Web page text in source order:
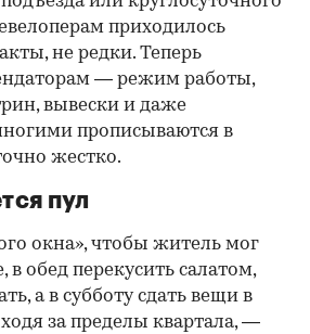
приходилось
не редки. Теперь
— режим работы,
вывески и даже
прописываются в
жестко.
пул
окна», чтобы житель мог
в обед перекусить салатом,
а в субботу сдать вещи в
за пределы квартала, —